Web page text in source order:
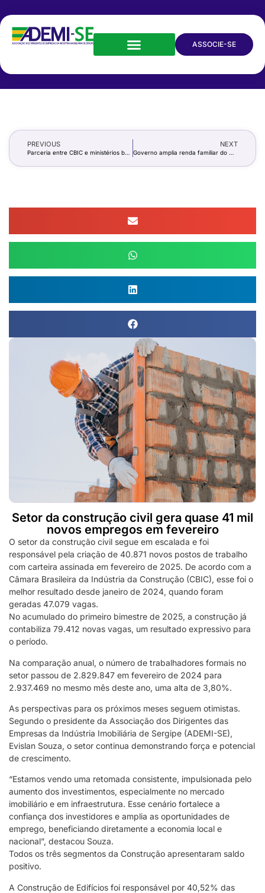
ASSOCIE-SE
PREVIOUS
Parceria entre CBIC e ministérios busca inserir desempregados no mercado de trabalho da Construção Civil
NEXT
Governo amplia renda familiar do Minha Casa, Minha Vida para R$ 12 mil
Setor da construção civil gera quase 41 mil
novos empregos em fevereiro
O setor da construção civil segue em escalada e foi
responsável pela criação de 40.871 novos postos de trabalho
com carteira assinada em fevereiro de 2025. De acordo com a
Câmara Brasileira da Indústria da Construção (CBIC), esse foi o
melhor resultado desde janeiro de 2024, quando foram
geradas 47.079 vagas.
No acumulado do primeiro bimestre de 2025, a construção já
contabiliza 79.412 novas vagas, um resultado expressivo para
o período.
Na comparação anual, o número de trabalhadores formais no
setor passou de 2.829.847 em fevereiro de 2024 para
2.937.469 no mesmo mês deste ano, uma alta de 3,80%.
As perspectivas para os próximos meses seguem otimistas.
Segundo o presidente da Associação dos Dirigentes das
Empresas da Indústria Imobiliária de Sergipe (ADEMI-SE),
Evislan Souza, o setor continua demonstrando força e potencial
de crescimento.
“Estamos vendo uma retomada consistente, impulsionada pelo
aumento dos investimentos, especialmente no mercado
imobiliário e em infraestrutura. Esse cenário fortalece a
confiança dos investidores e amplia as oportunidades de
emprego, beneficiando diretamente a economia local e
nacional”, destacou Souza.
Todos os três segmentos da Construção apresentaram saldo
positivo.
A Construção de Edifícios foi responsável por 40,52% das